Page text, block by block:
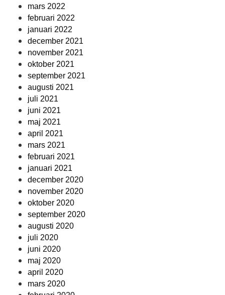
mars 2022
februari 2022
januari 2022
december 2021
november 2021
oktober 2021
september 2021
augusti 2021
juli 2021
juni 2021
maj 2021
april 2021
mars 2021
februari 2021
januari 2021
december 2020
november 2020
oktober 2020
september 2020
augusti 2020
juli 2020
juni 2020
maj 2020
april 2020
mars 2020